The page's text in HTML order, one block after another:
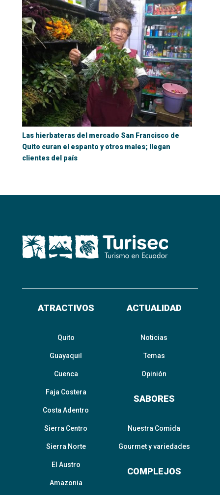
Las hierbateras del mercado San Francisco de
Quito curan el espanto y otros males; llegan
clientes del país
ATRACTIVOS
Quito
Guayaquil
Cuenca
Faja Costera
Costa Adentro
Sierra Centro
Sierra Norte
El Austro
Amazonia
ACTUALIDAD
Noticias
Temas
Opinión
SABORES
Nuestra Comida
Gourmet y variedades
COMPLEJOS